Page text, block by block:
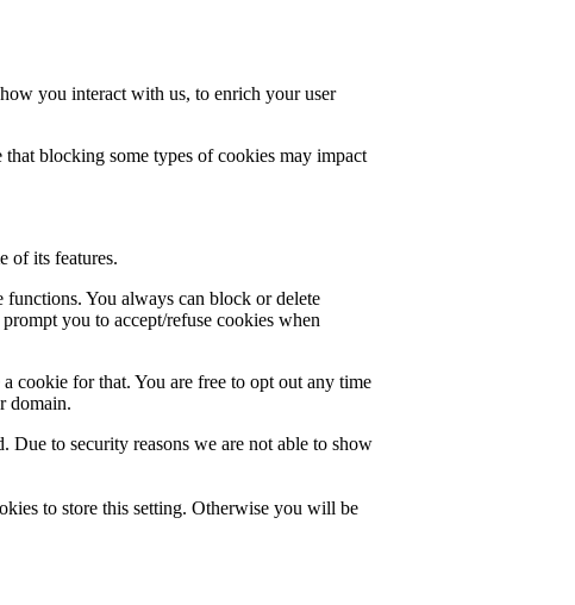
you interact with us, to enrich your user
blocking some types of cookies may impact
of its features.
You always can block or delete
you to accept/refuse cookies when
cookie for that. You are free to opt out any time
domain.
to security reasons we are not able to show
to store this setting. Otherwise you will be